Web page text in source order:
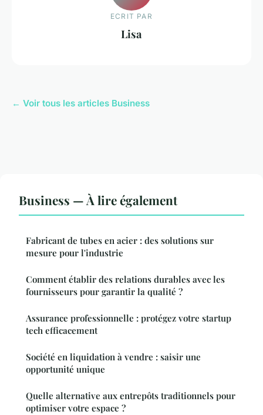
ECRIT PAR
Lisa
← Voir tous les articles Business
Business — À lire également
Fabricant de tubes en acier : des solutions sur
mesure pour l'industrie
Comment établir des relations durables avec les
fournisseurs pour garantir la qualité ?
Assurance professionnelle : protégez votre startup
tech efficacement
Société en liquidation à vendre : saisir une
opportunité unique
Quelle alternative aux entrepôts traditionnels pour
optimiser votre espace ?